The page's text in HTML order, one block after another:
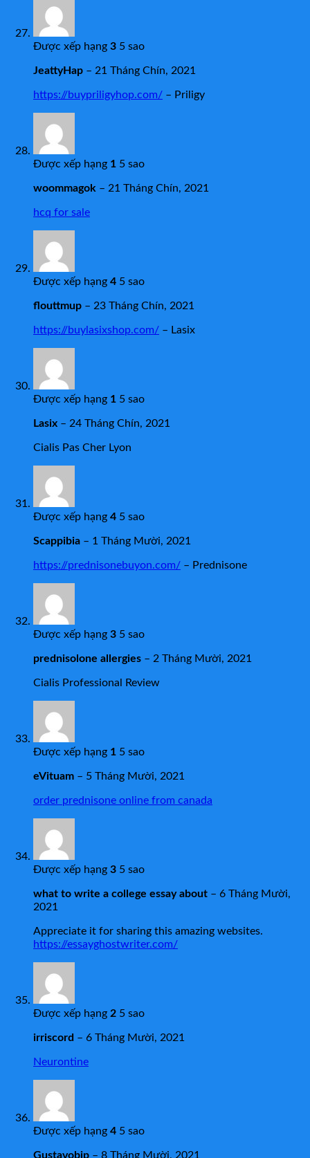
Được xếp hạng 3 5 sao
JeattyHap – 21 Tháng Chín, 2021
https://buypriligyhop.com/ – Priligy
Được xếp hạng 1 5 sao
woommagok – 21 Tháng Chín, 2021
hcq for sale
Được xếp hạng 4 5 sao
flouttmup – 23 Tháng Chín, 2021
https://buylasixshop.com/ – Lasix
Được xếp hạng 1 5 sao
Lasix – 24 Tháng Chín, 2021
Cialis Pas Cher Lyon
Được xếp hạng 4 5 sao
Scappibia – 1 Tháng Mười, 2021
https://prednisonebuyon.com/ – Prednisone
Được xếp hạng 3 5 sao
prednisolone allergies – 2 Tháng Mười, 2021
Cialis Professional Review
Được xếp hạng 1 5 sao
eVituam – 5 Tháng Mười, 2021
order prednisone online from canada
Được xếp hạng 3 5 sao
what to write a college essay about – 6 Tháng Mười,
2021
Appreciate it for sharing this amazing websites.
https://essayghostwriter.com/
Được xếp hạng 2 5 sao
irriscord – 6 Tháng Mười, 2021
Neurontine
Được xếp hạng 4 5 sao
Gustavobip – 8 Tháng Mười, 2021